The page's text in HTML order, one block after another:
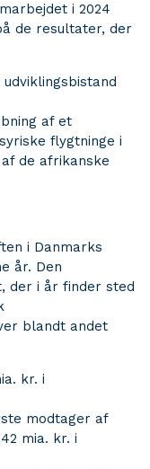
i 2024
de resultater, der
af et
flygtninge i
de afrikanske
i Danmarks
år. Den
der i år finder sted
blandt andet
kr. i
modtager af
mia. kr. i